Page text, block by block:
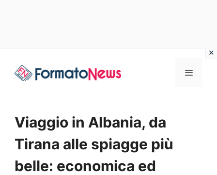
Menu
Viaggio in Albania, da
Tirana alle spiagge più
belle: economica ed